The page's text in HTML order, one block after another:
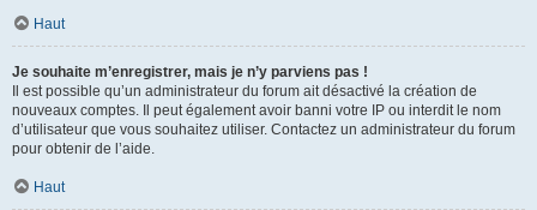
Haut
Je souhaite m’enregistrer, mais je n’y parviens pas !
Il est possible qu’un administrateur du forum ait désactivé la création de
nouveaux comptes. Il peut également avoir banni votre IP ou interdit le nom
d’utilisateur que vous souhaitez utiliser. Contactez un administrateur du forum
pour obtenir de l’aide.
Haut